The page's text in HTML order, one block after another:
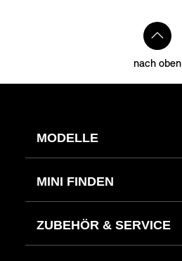
nach oben
MODELLE
MINI FINDEN
ZUBEHÖR & SERVICE